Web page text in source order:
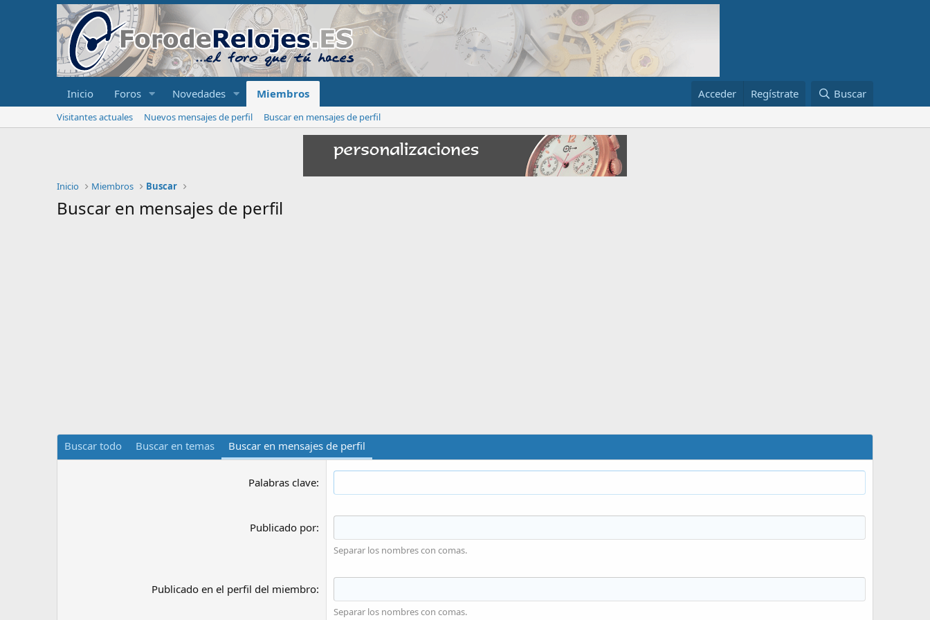
Inicio Foros Novedades Miembros Acceder Regístrate Buscar
Visitantes actuales Nuevos mensajes de perfil Buscar en mensajes de perfil
Inicio Miembros Buscar
Buscar en mensajes de perfil
Buscar todo Buscar en temas Buscar en mensajes de perfil
Palabras clave
Publicado por
Separar los nombres con comas.
Publicado en el perfil del miembro
Separar los nombres con comas.